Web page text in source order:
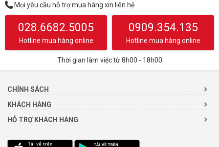
Mọi yêu cầu hỗ trợ mua hàng xin liên hệ
028.6682.5005
Hotline mua hàng online
0909.354.135
Hotline mua hàng online
Thời gian làm việc từ 8h00 - 18h00
CHÍNH SÁCH
KHÁCH HÀNG
HỖ TRỢ KHÁCH HÀNG